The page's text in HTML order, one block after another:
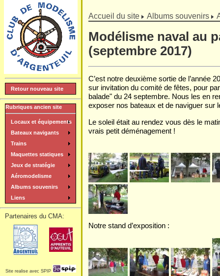
] Accueil du site Albums souvenirs
Modélisme naval au
(septembre 2017)
C’est notre deuxième sortie de l’année
sur invitation du comité de fêtes, pour
balade" du 24 septembre. Nous les en
exposer nos bateaux et de naviguer sur
Le soleil était au rendez vous dès le
vrais petit déménagement !
Notre stand d’exposition :
Retour nouveau site
Rubriques ancien site
Locaux et équipements
Bateaux navigants
Trains
Maquettes statiques
Jeux de stratégie
Aéromodelisme
Albums souvenirs
Liens
Partenaires du CMA:
Site realise avec SPIP